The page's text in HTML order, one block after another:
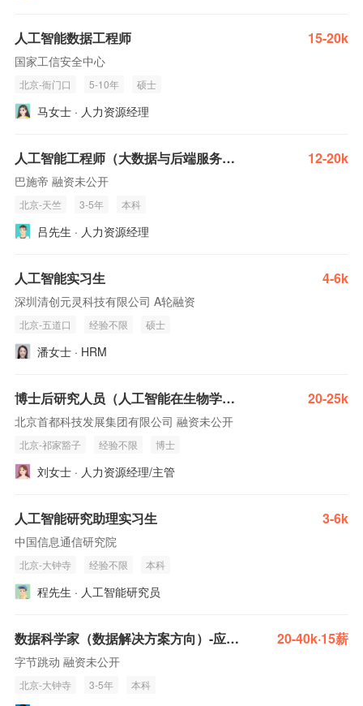
人工智能数据工程师 15-20k
国家工信安全中心
北京-衙门口 5-10年 硕士
马女士 · 人力资源经理
人工智能工程师（大数据与后端服务方向） 12-20k
巴施帝 融资未公开
北京-天竺 3-5年 本科
吕先生 · 人力资源经理
人工智能实习生 4-6k
深圳清创元灵科技有限公司 A轮融资
北京-五道口 经验不限 硕士
潘女士 · HRM
博士后研究人员（人工智能在生物学大数据应用方向） 20-25k
北京首都科技发展集团有限公司 融资未公开
北京-祁家豁子 经验不限 博士
刘女士 · 人力资源经理/主管
人工智能研究助理实习生 3-6k
中国信息通信研究院
北京-大钟寺 经验不限 本科
程先生 · 人工智能研究员
数据科学家（数据解决方案方向）-应用人工智能 20-40k·15薪
字节跳动 融资未公开
北京-大钟寺 3-5年 本科